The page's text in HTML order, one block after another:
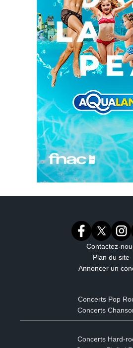
Contactez-
Plan du site
Annoncer un
Concerts Pop
Concerts
Concerts Hard-